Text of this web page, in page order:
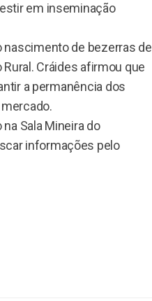
em inseminação
nascimento de bezerras de
Cráides afirmou que
a permanência dos
Sala Mineira do
informações pelo